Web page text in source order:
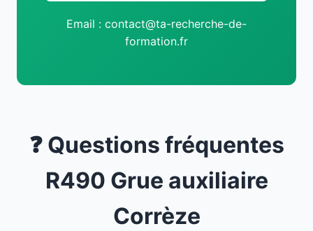
Email : contact@ta-recherche-de-
formation.fr
❓ Questions fréquentes
R490 Grue auxiliaire
Corrèze